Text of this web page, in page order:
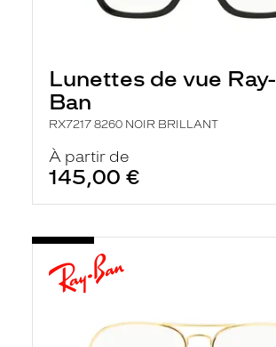
Lunettes de vue Ray-
Ban
RX7217 8260 NOIR BRILLANT
À partir de
145,00 €